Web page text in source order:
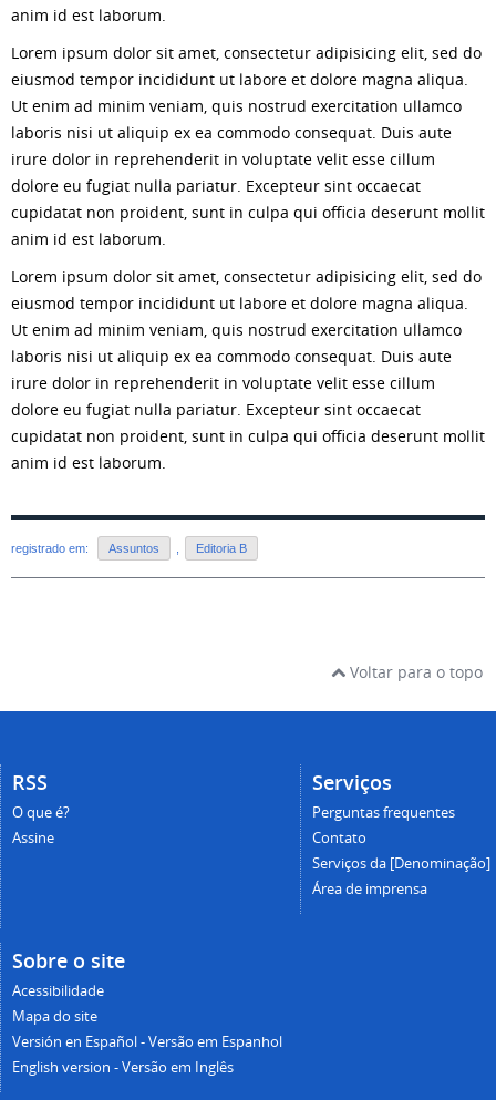
anim id est laborum.
Lorem ipsum dolor sit amet, consectetur adipisicing elit, sed do
eiusmod tempor incididunt ut labore et dolore magna aliqua.
Ut enim ad minim veniam, quis nostrud exercitation ullamco
laboris nisi ut aliquip ex ea commodo consequat. Duis aute
irure dolor in reprehenderit in voluptate velit esse cillum
dolore eu fugiat nulla pariatur. Excepteur sint occaecat
cupidatat non proident, sunt in culpa qui officia deserunt mollit
anim id est laborum.
Lorem ipsum dolor sit amet, consectetur adipisicing elit, sed do
eiusmod tempor incididunt ut labore et dolore magna aliqua.
Ut enim ad minim veniam, quis nostrud exercitation ullamco
laboris nisi ut aliquip ex ea commodo consequat. Duis aute
irure dolor in reprehenderit in voluptate velit esse cillum
dolore eu fugiat nulla pariatur. Excepteur sint occaecat
cupidatat non proident, sunt in culpa qui officia deserunt mollit
anim id est laborum.
registrado em: Assuntos Editoria B
Voltar para o topo
Serviços
Perguntas frequentes
Contato
Serviços da [Denominação]
Área de imprensa
RSS
O que é?
Assine
Sobre o site
Acessibilidade
Mapa do site
Versión en Español - Versão em Espanhol
English version - Versão em Inglês